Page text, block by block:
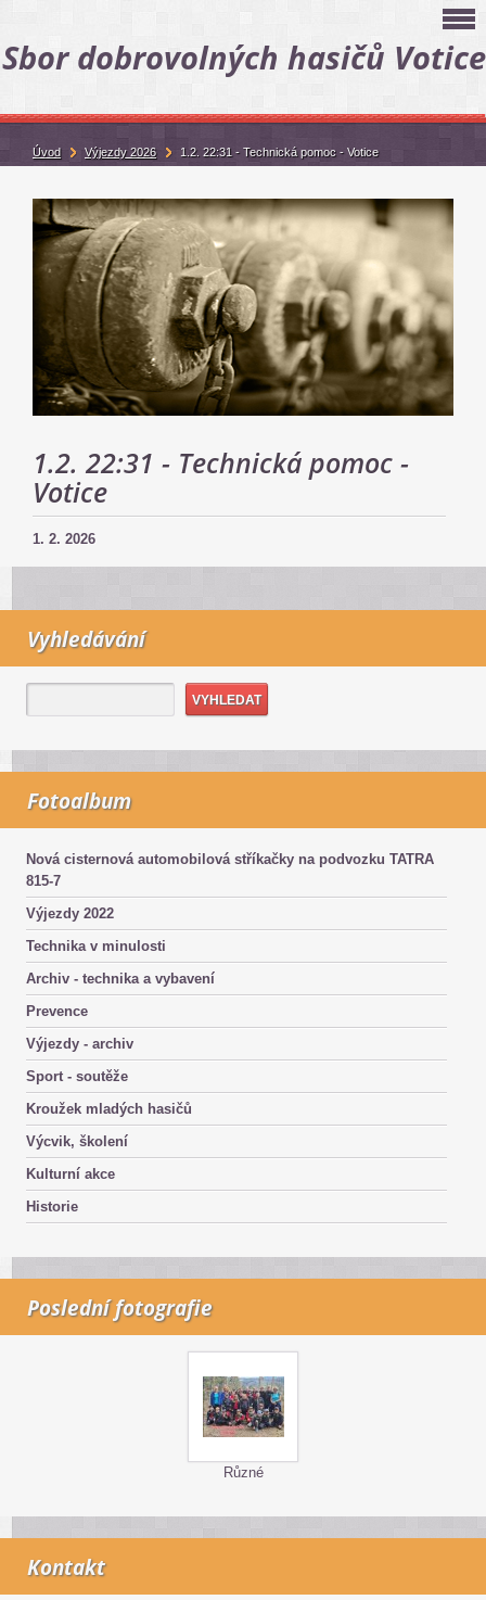
Sbor dobrovolných hasičů Votice
1.2. 22:31 - Technická pomoc -
Votice
1. 2. 2026
Vyhledávání
Fotoalbum
Nová cisternová automobilová stříkačky na podvozku TATRA
815-7
Výjezdy 2022
Technika v minulosti
Archiv - technika a vybavení
Prevence
Výjezdy - archiv
Sport - soutěže
Kroužek mladých hasičů
Výcvik, školení
Kulturní akce
Historie
Poslední fotografie
Různé
Kontakt
Úvod Výjezdy 2026 1.2. 22:31 - Technická pomoc - Votice